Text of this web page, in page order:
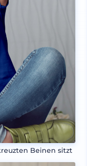
Beinen sitzt